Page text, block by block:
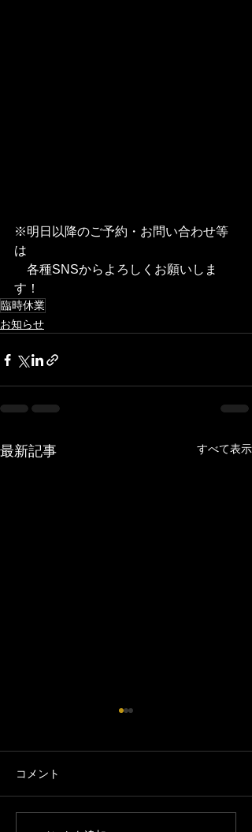
※明日以降のご予約・お問い合わせ等
は
各種SNSからよろしくお願いしま
す！
臨時休業
お知らせ
最新記事 すべて表示
コメント